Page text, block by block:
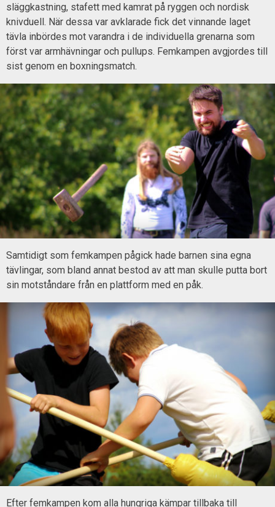
släggkastning, stafett med kamrat på ryggen och nordisk
knivduell. När dessa var avklarade fick det vinnande laget
tävla inbördes mot varandra i de individuella grenarna som
först var armhävningar och pullups. Femkampen avgjordes till
sist genom en boxningsmatch.
Samtidigt som femkampen pågick hade barnen sina egna
tävlingar, som bland annat bestod av att man skulle putta bort
sin motståndare från en plattform med en påk.
Efter femkampen kom alla hungriga kämpar tillbaka till